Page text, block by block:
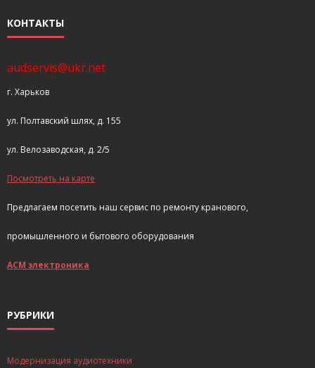
КОНТАКТЫ
audservis@ukr.net
г. Харьков
ул. Полтавский шлях, д. 155
ул. Велозаводская, д. 2/5
Посмотреть на карте
Предлагаем посетить наш сервис по ремонту кранового,
промышленного и бытового оборудования
АСМ электроника
РУБРИКИ
Модернизация аудиотехники